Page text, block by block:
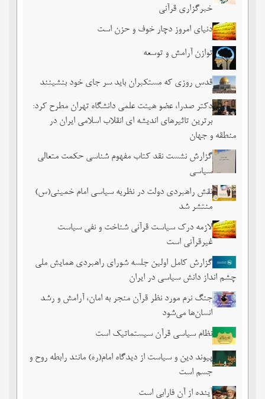
خبرگزاری قرآنی
دنیای امروز دچار خوف و حزن است
توازن آرامش و توسعه
قدس روزی که مستکبران باید سر جای خود بنشینند
دکتر صدرا، عضو هیئت علمی دانشگاه تهران مطرح کرد:
برترین تاثیرهای اندیشه ای انقلاب اسلامی ایران در
منطقه و جهان
گزارش نشست نقد کتاب مفهوم شناسی حکمت متعالی
سیاسی
نقش راهبردی دولت در نظریه سیاسی امام خمینی(س)
منتشر شد
لازمه درک سیاست قرآنی شناخت و نفی سیاست
غیرقرآنی است
گزارش کامل اولین جلسه شورای راهبردی همایش ملی
چشم ‏انداز دانش سیاسی در ایران
جنگ نرم مورد نظر قرآن منجر به امان، آرامش و رشد
انسان‌ها می‌‌شود
نظام سیاسی قرآن سیستماتیک است
پیوند دین و سیاست از دیدگاه امام(ره) مانند رابطه روح و
جسم است
آینده از آن فارابی است